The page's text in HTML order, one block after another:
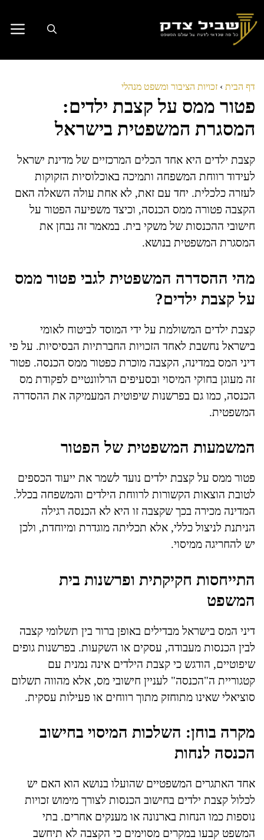
לתוכן
דף הבית › זכויות הציבור ומשפט מנהלי
פטור ממס על קצבת ילדים:
המסגרת המשפטית בישראל
קצבת ילדים היא אחד הכלים המרכזיים של מדינת ישראל
לעידוד רווחת המשפחה ותמיכה באוכלוסיות הזקוקות
לעזרה כלכלית. יחד עם זאת, לא אחת עולה השאלה האם
הקצבה פטורה ממס הכנסה, וכיצד משפיעה הפטור על
חישובי ההכנסות של משקי בית. במאמר זה נבחן את
המסגרת המשפטית בנושא.
מהי ההסדרה המשפטית לגבי פטור ממס
על קצבת ילדים?
קצבת ילדים המשולמת על ידי המוסד לביטוח לאומי
בישראל נחשבת לאחד הזכויות החברתיות הבסיסיות. על פי
דיני המס במדינה, הקצבה מוכרת כפטור ממס הכנסה. פטור
זה מעוגן בחוקי המיסוי ובסעיפים הרלוונטיים לפקודת מס
הכנסה, כמו גם בפרשנות שיפוטית המעמיקה את ההסדרה
המשפטית.
המשמעות המשפטית של הפטור
פטור ממס על קצבת ילדים נועד לשמר את ייעוד הכספים
לטובת הוצאות הקשורות לרווחת הילדים והמשפחה בכלל.
המדינה מכירה בכך שקצבה זו היא לא הכנסה רגילה
הניתנת לניצול כללי, אלא תכליתה מוגדרת ומיוחדת, ולכן
יש להחריגה ממיסוי.
התייחסות חקיקתית ופרשנות בית
המשפט
דיני המס בישראל מבדילים באופן ברור בין תשלומי קצבה
לבין הכנסות מעבודה, עסקים או השקעות. בפרשנות גופים
שיפוטיים, הודגש כי קצבת הילדים אינה נמנית עם
קטגוריית ה"הכנסה" לעניין חישובי מס, אלא מהווה תשלום
סוציאלי שאינו מתוחזק מתוך רווחים או פעילות עסקית.
מקרה בוחן: השלכות המיסוי בחישוב
הכנסה לנחות
אחד האתגרים המשפטיים שהועלו בנושא הוא האם יש
לכלול קצבת ילדים בחישוב הכנסות לצורך מימוש זכויות
נוספות כמו הנחות בארנונה או מענקים אחרים. בתי
המשפט קבעו במקרים מסוימים כי הקצבה לא תיחשב